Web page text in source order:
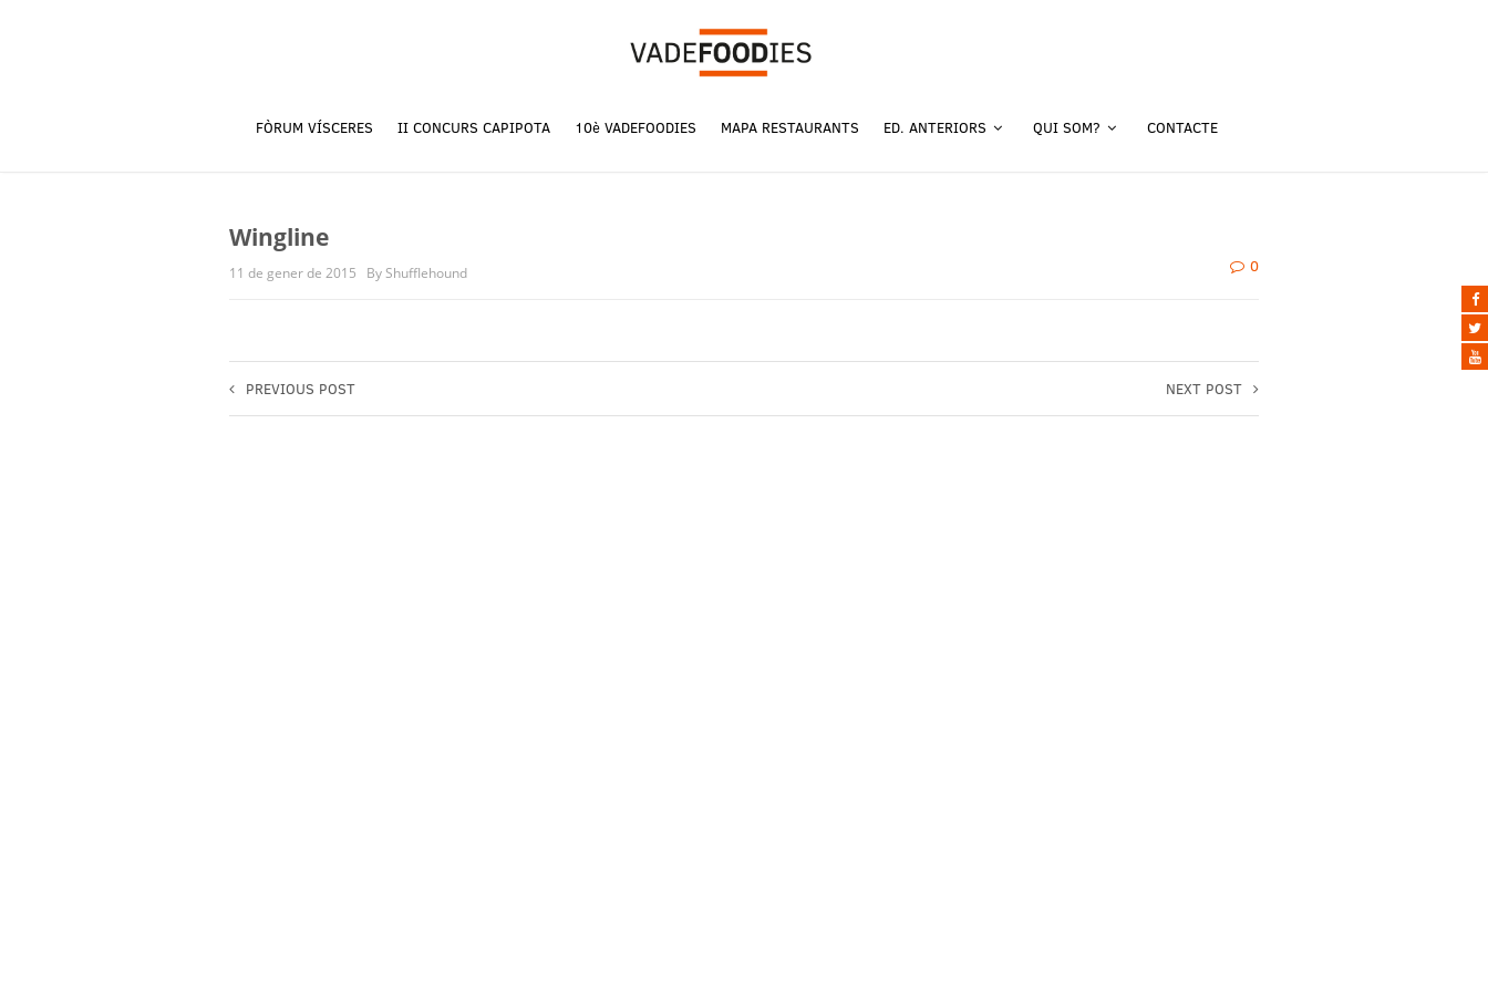
FÒRUM VÍSCERES II CONCURS CAPIPOTA 10è VADEFOODIES MAPA RESTAURANTS ED. ANTERIORS QUI SOM? CONTACTE
Wingline
11 de gener de 2015 By Shufflehound 0
PREVIOUS POST NEXT POST